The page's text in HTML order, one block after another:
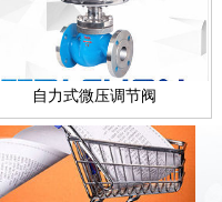
自力式微压调节阀